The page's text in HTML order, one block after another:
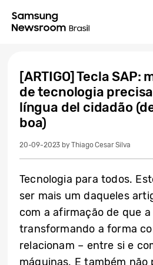
[ARTIGO] Tecla SAP:
de tecnologia
língua del cidadão
boa)
20-09-2023 by Thiago Cesar Silva
Tecnologia para todos.
ser mais um daqueles
com a afirmação de que
transformando a forma
relacionam – entre si e
máquinas. E também não